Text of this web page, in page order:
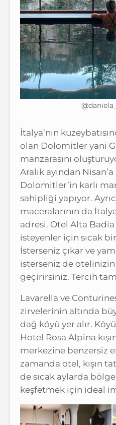
İtalya’nın
olan Dolomitler yani
manzarasını
Aralık ayından
Dolomitler’in karlı
sahipliği yapıyor.
maceralarının da
adresi. Otel Alta
isteyenler için sıcak
İsterseniz çıkar ve
isterseniz de
geçirirsiniz. Tercih
Lavarella ve
zirvelerinin altında
dağ köyü yer alır.
Hotel Rosa Alpina
merkezine benzersiz
zamanda otel, kışın
de sıcak aylarda
keşfetmek için ideal